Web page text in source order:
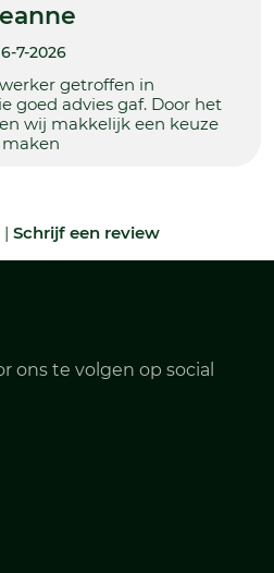
7-2026
getroffen in
goed advies gaf. Door het
wij makkelijk een keuze
maken
| Schrijf een review
ons te volgen op social